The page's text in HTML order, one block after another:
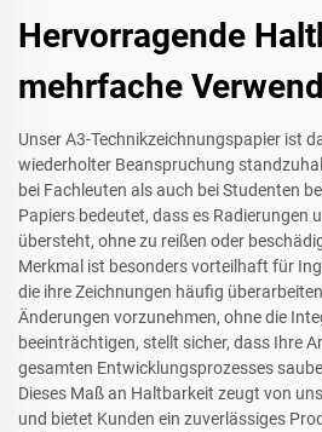
Hervorragende
mehrfache
Unser A3-Technikzeichnungspapier ist
wiederholter Beanspruchung
bei Fachleuten als auch bei Studenten
Papiers bedeutet, dass es Radierungen
übersteht, ohne zu reißen oder
Merkmal ist besonders vorteilhaft für
die ihre Zeichnungen häufig
Änderungen vorzunehmen, ohne die
beeinträchtigen, stellt sicher, dass Ihre
gesamten Entwicklungsprozesses
Dieses Maß an Haltbarkeit zeugt von
und bietet Kunden ein zuverlässiges